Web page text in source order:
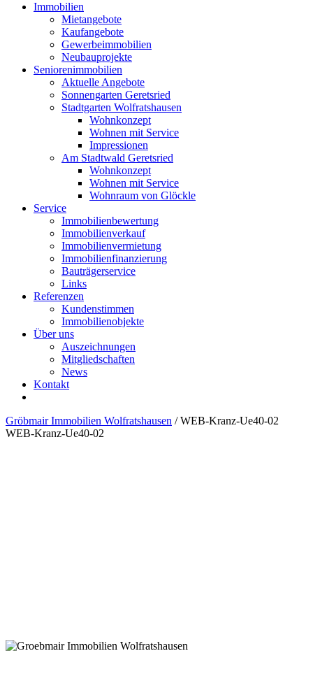
Immobilien
Mietangebote
Kaufangebote
Gewerbeimmobilien
Neubauprojekte
Seniorenimmobilien
Aktuelle Angebote
Sonnengarten Geretsried
Stadtgarten Wolfratshausen
Wohnkonzept
Wohnen mit Service
Impressionen
Am Stadtwald Geretsried
Wohnkonzept
Wohnen mit Service
Wohnraum von Glöckle
Service
Immobilienbewertung
Immobilienverkauf
Immobilienvermietung
Immobilienfinanzierung
Bauträgerservice
Links
Referenzen
Kundenstimmen
Immobilienobjekte
Über uns
Auszeichnungen
Mitgliedschaften
News
Kontakt
Gröbmair Immobilien Wolfratshausen /WEB-Kranz-Ue40-02
WEB-Kranz-Ue40-02